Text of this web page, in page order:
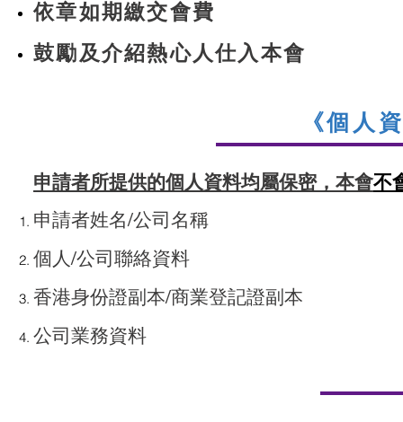
依章如期繳交會費
鼓勵及介紹熱心人仕入本會
《個人
申請者所提供的個人資料均屬保密，本會不
申請者姓名/公司名稱
個人/公司聯絡資料
香港身份證副本/商業登記證副本
公司業務資料